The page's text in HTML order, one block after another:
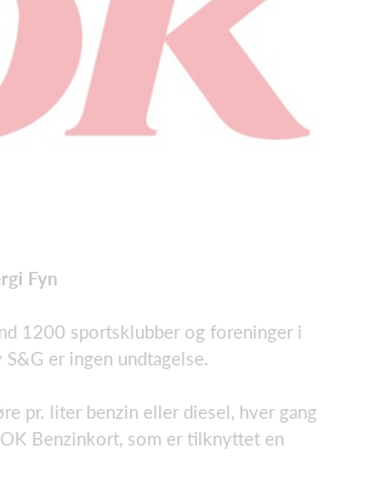
Fyn
1200 sportsklubber og foreninger i
er ingen undtagelse.
pr. liter benzin eller diesel, hver gang
Benzinkort, som er tilknyttet en